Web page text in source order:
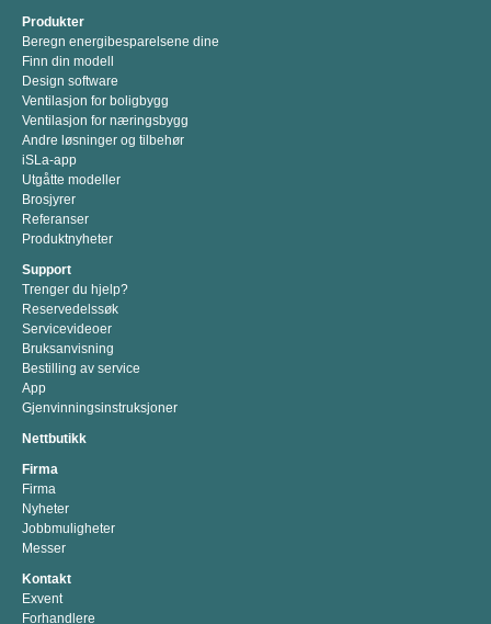
Produkter
Beregn energibesparelsene dine
Finn din modell
Design software
Ventilasjon for boligbygg
Ventilasjon for næringsbygg
Andre løsninger og tilbehør
iSLa-app
Utgåtte modeller
Brosjyrer
Referanser
Produktnyheter
Support
Trenger du hjelp?
Reservedelssøk
Servicevideoer
Bruksanvisning
Bestilling av service
App
Gjenvinningsinstruksjoner
Nettbutikk
Firma
Firma
Nyheter
Jobbmuligheter
Messer
Kontakt
Exvent
Forhandlere